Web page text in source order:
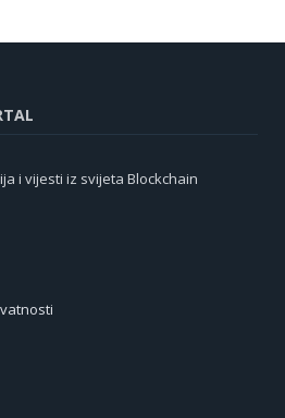
i vijesti iz svijeta Blockchain